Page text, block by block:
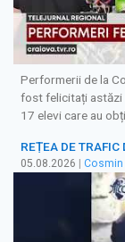
Performerii de la
fost felicitați astăzi
17 elevi care au
REȚEA DE
05.08.2026 | Cosmin